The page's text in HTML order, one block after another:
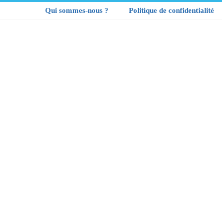
Qui sommes-nous ? Politique de confidentialité